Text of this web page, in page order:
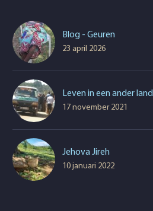
Blog - Geuren
23 april 2026
Leven in een ander land
17 november 2021
Jehova Jireh
10 januari 2022